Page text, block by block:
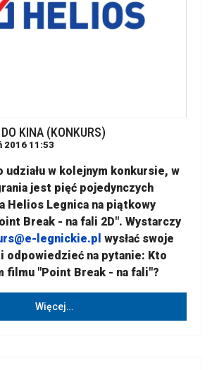
KINA (KONKURS)
2016 11:53
udziału w kolejnym konkursie, w
jest pięć pojedynczych
Helios Legnica na piątkowy
Break - na fali 2D". Wystarczy
legnickie.pl wysłać swoje
odpowiedzieć na pytanie: Kto
filmu "Point Break - na fali"?
Więcej…